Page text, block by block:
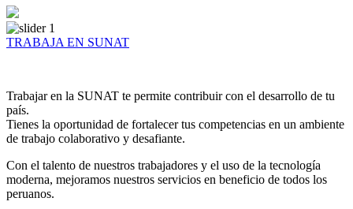
TRABAJA EN SUNAT
Trabajar en la SUNAT te permite contribuir con el desarrollo de tu
país.
Tienes la oportunidad de fortalecer tus competencias en un ambiente
de trabajo colaborativo y desafiante.
Con el talento de nuestros trabajadores y el uso de la tecnología
moderna, mejoramos nuestros servicios en beneficio de todos los
peruanos.